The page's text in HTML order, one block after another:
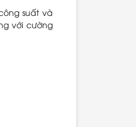
suất và
với cường